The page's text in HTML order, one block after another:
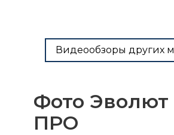
Видеообзоры других
Фото Эволют
ПРО